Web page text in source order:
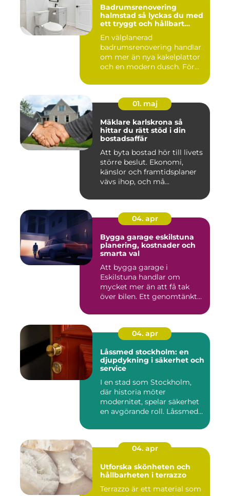
Badrumsrenovering
halmstad så lyckas du med
ett tryggt och hållbart
En välplanerad
badrumsrenovering handlar
om mer än nya kakelplattor
och en modern dusch. För
01. maj
Mäklare karlskrona så
hittar du rätt stöd i din
bostadsaffär
Att byta bostad hör till livets
större beslut. Ekonomi,
känslor och framtidsplaner
vävs ihop, och må...
04. apr
Bygga garage eskilstuna
planering, kostnader och
smarta val
Att bygga garage i
Eskilstuna handlar om
mycket mer än att få tak
över bilen. Ett genomtänkt
04. apr
Låssmed stockholm: en
djupdykning i säkerhet och
service
I en stad som Stockholm,
där historia möter
modernitet, spelar säkerhet
en avgörande roll. Låssmed
04. apr
Utforska skönheten och
hållbarheten i terrazzo
Terrazzo är ett material som